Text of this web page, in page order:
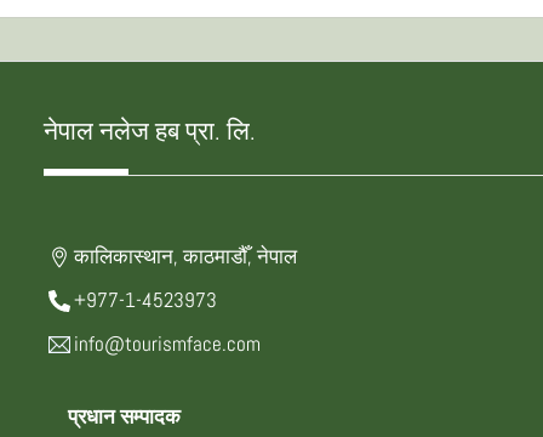
नेपाल नलेज हब प्रा. लि.
कालिकास्थान, काठमाडौँ, नेपाल
+977-1-4523973
info@tourismface.com
प्रधान सम्पादक